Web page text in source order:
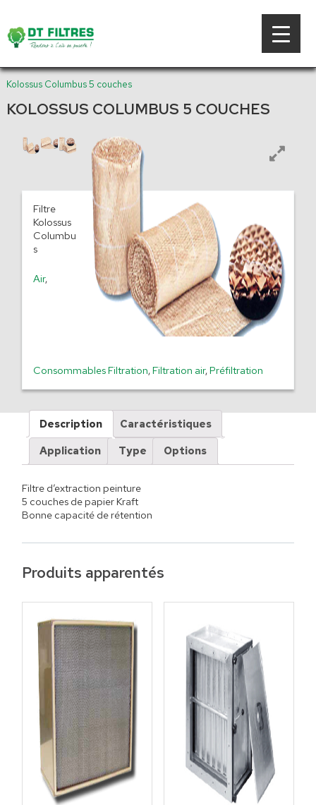
Kolossus Columbus 5 couches
KOLOSSUS COLUMBUS 5 COUCHES
Filtre
Kolossus
Columbu
s
Air,
Consommables Filtration,Filtration air,Préfiltration
Description Caractéristiques
Application Type Options
Filtre d’extraction peinture
5 couches de papier Kraft
Bonne capacité de rétention
Produits apparentés